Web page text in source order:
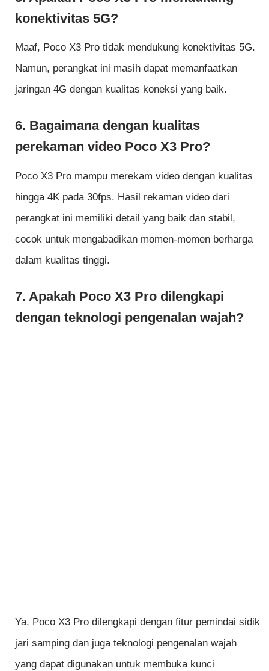
konektivitas 5G?
Maaf, Poco X3 Pro tidak mendukung konektivitas 5G.
Namun, perangkat ini masih dapat memanfaatkan
jaringan 4G dengan kualitas koneksi yang baik.
6. Bagaimana dengan kualitas
perekaman video Poco X3 Pro?
Poco X3 Pro mampu merekam video dengan kualitas
hingga 4K pada 30fps. Hasil rekaman video dari
perangkat ini memiliki detail yang baik dan stabil,
cocok untuk mengabadikan momen-momen berharga
dalam kualitas tinggi.
7. Apakah Poco X3 Pro dilengkapi
dengan teknologi pengenalan wajah?
Ya, Poco X3 Pro dilengkapi dengan fitur pemindai sidik
jari samping dan juga teknologi pengenalan wajah
yang dapat digunakan untuk membuka kunci